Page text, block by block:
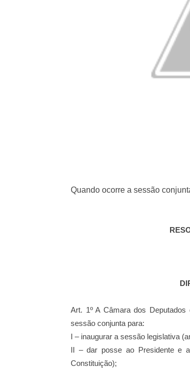
Quando ocorre a sessão
Art. 1º A Câmara dos
sessão conjunta para:
I – inaugurar a sessão legislativa
II – dar posse ao Presidente e
Constituição);